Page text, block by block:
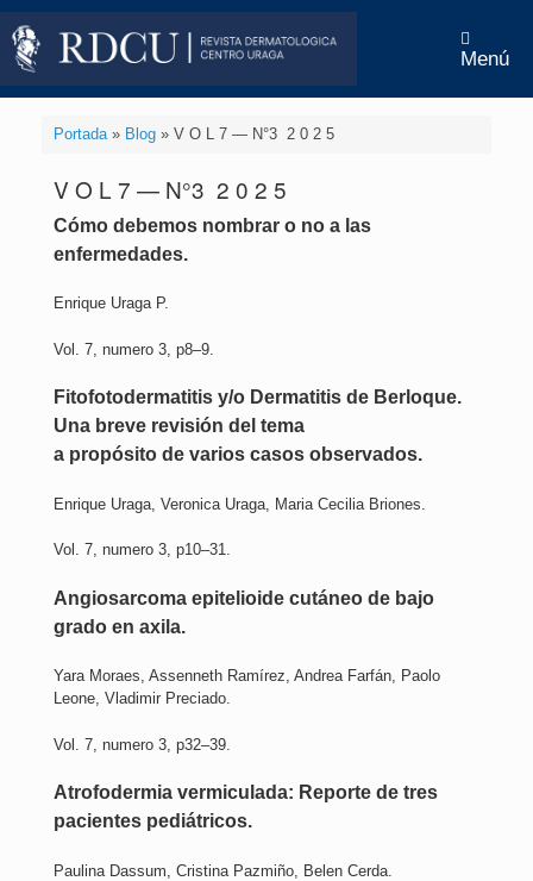
Menú
Portada» Blog» V O L 7 — N°3 2 0 2 5
V O L 7 — N°3 2 0 2 5
Cómo debemos nombrar o no a las
enfermedades.
Enrique Uraga P.
Vol. 7, numero 3, p8–9.
Fitofotodermatitis y/o Dermatitis de Berloque.
Una breve revisión del tema
a propósito de varios casos observados.
Enrique Uraga, Veronica Uraga, Maria Cecilia Briones.
Vol. 7, numero 3, p10–31.
Angiosarcoma epitelioide cutáneo de bajo
grado en axila.
Yara Moraes, Assenneth Ramírez, Andrea Farfán, Paolo
Leone, Vladimir Preciado.
Vol. 7, numero 3, p32–39.
Atrofodermia vermiculada: Reporte de tres
pacientes pediátricos.
Paulina Dassum, Cristina Pazmiño, Belen Cerda.